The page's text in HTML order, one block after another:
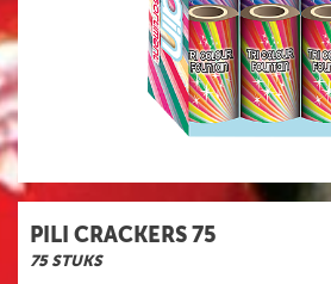
PILI CRACKERS 75
75 STUKS